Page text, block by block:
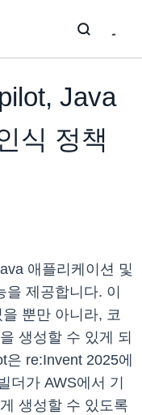
Java
식 정책
애플리케이션 및
제공합니다. 이
뿐만 아니라, 코
생성할 수 있게 되
re:Invent 2025에
더가 AWS에서 기
생성할 수 있도록